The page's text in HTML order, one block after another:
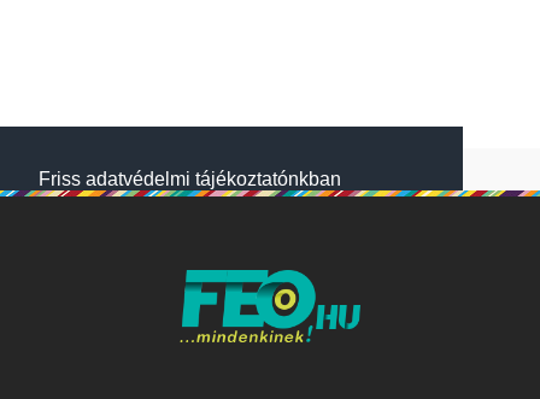
Friss adatvédelmi tájékoztatónkban
használunk a jobb működésért. A Website
NetSolution Média Zrt. 2018 május 25.
napjától hatályos adatkezelési tájékoztatóját